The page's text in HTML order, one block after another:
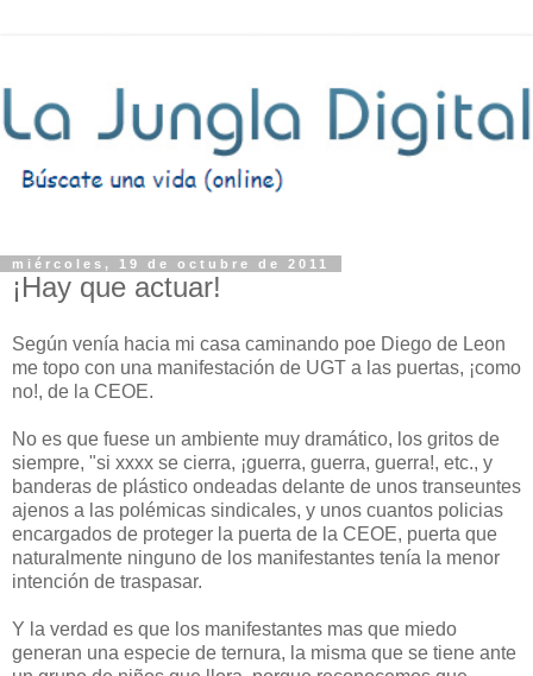
miércoles, 19 de octubre de 2011
¡Hay que actuar!
Según venía hacia mi casa caminando poe Diego de Leon
me topo con una manifestación de UGT a las puertas, ¡como
no!, de la CEOE.
No es que fuese un ambiente muy dramático, los gritos de
siempre, "si xxxx se cierra, ¡guerra, guerra, guerra!, etc., y
banderas de plástico ondeadas delante de unos transeuntes
ajenos a las polémicas sindicales, y unos cuantos policias
encargados de proteger la puerta de la CEOE, puerta que
naturalmente ninguno de los manifestantes tenía la menor
intención de traspasar.
Y la verdad es que los manifestantes mas que miedo
generan una especie de ternura, la misma que se tiene ante